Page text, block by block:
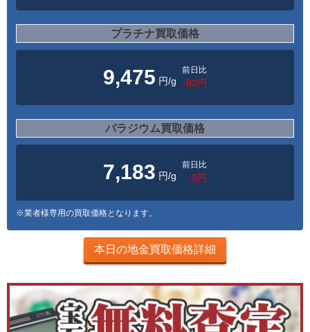
プラチナ買取価格
9,475 円/g
前日比
-82円
パラジウム買取価格
7,183 円/g
前日比
-3円
※業者様専用の買取価格となります。
本日の地金買取価格詳細